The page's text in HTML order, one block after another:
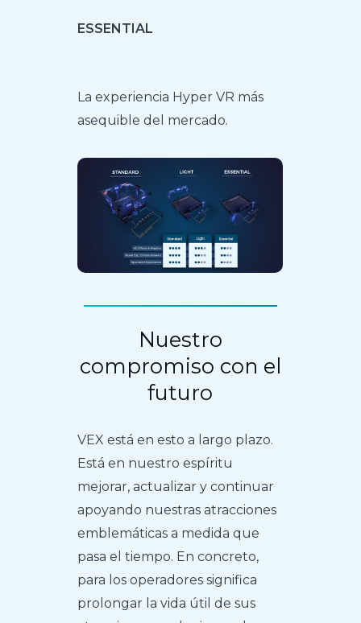
ESSENTIAL
La experiencia Hyper VR más
asequible del mercado.
Nuestro
compromiso con el
futuro
VEX está en esto a largo plazo.
Está en nuestro espíritu
mejorar, actualizar y continuar
apoyando nuestras atracciones
emblemáticas a medida que
pasa el tiempo. En concreto,
para los operadores significa
prolongar la vida útil de sus